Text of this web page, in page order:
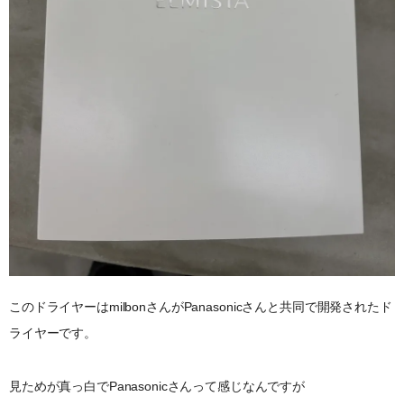
このドライヤーはmilbonさんがPanasonicさんと共同で開発されたド
ライヤーです。
見ためが真っ白でPanasonicさんって感じなんですが